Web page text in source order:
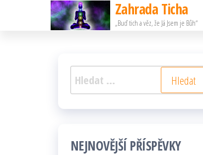
Zahrada Ticha
„Buď tich a věz, že Já Jsem je Bůh“
Vyhledávání
NEJNOVĚJŠÍ PŘÍSPĚVKY